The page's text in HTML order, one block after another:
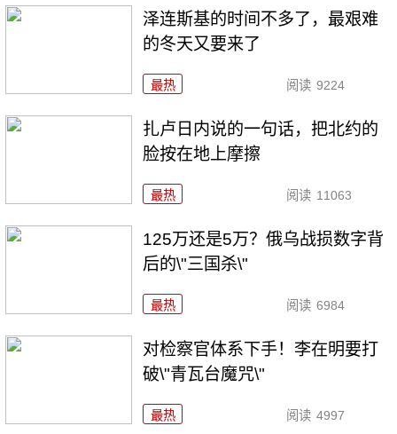
泽连斯基的时间不多了，最艰难
的冬天又要来了
最热 阅读 9224
扎卢日内说的一句话，把北约的
脸按在地上摩擦
最热 阅读 11063
125万还是5万？俄乌战损数字背
后的\"三国杀\"
最热 阅读 6984
对检察官体系下手！李在明要打
破\"青瓦台魔咒\"
最热 阅读 4997